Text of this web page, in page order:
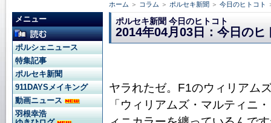
ホーム ＞ コラム ＞ ポルセキ新聞 ＞ 今日のヒトコト
ポルセキ新聞 今日のヒトコト
2014年04月03日：今日のヒ
ヤラれたゼ。F1のウィリアム
「ウィリアムズ・マルティニ
メニュー
ポルシェニュース
特集記事
ポルセキ新聞
911DAYSメイキング
動画ニュース
羽根幸浩